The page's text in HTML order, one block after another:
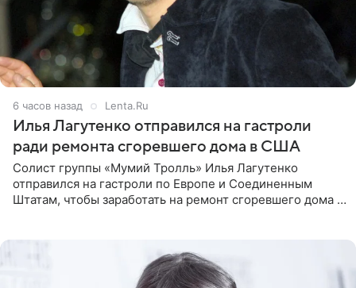
6 часов назад Lenta.Ru
Илья Лагутенко отправился на гастроли
ради ремонта сгоревшего дома в США
Солист группы «Мумий Тролль» Илья Лагутенко
отправился на гастроли по Европе и Соединенным
Штатам, чтобы заработать на ремонт сгоревшего дома в